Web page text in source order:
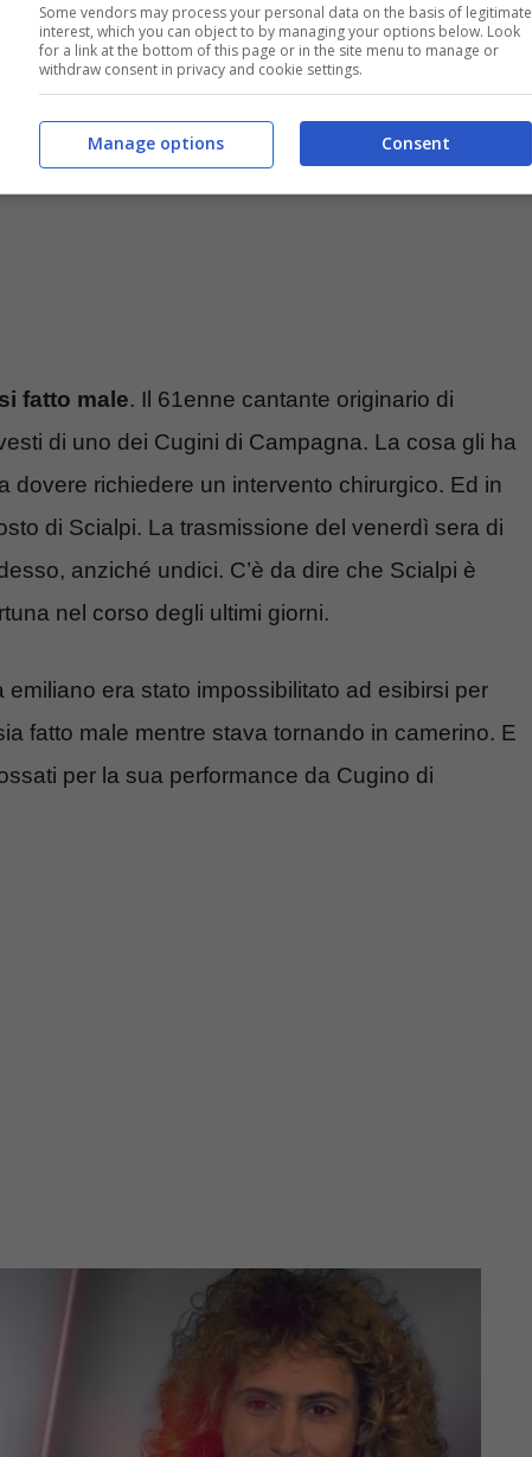
fatto male. Il 61enne cantante originario di
di uno dei Cugini di Campagna. La cosa gli ha
dovere richiedere un intervento chirurgico. Ed in
di Scialpi. La trasmissione del venerdì sera di
anziché undici. C’è da dire che Scialpi è
nel corso degli ultimi giorni.
emiliano era stato impossibilitato ad esibirsi per
fatto male mentre stava tornando in camerino. E
per la sua performance da Cugino di
Some vendors may process your personal data on the basis of legitimate
interest, which you can object to by managing your options below. Look
for a link at the bottom of this page or in the site menu to manage or
withdraw consent in privacy and cookie settings.
Consent
Manage options